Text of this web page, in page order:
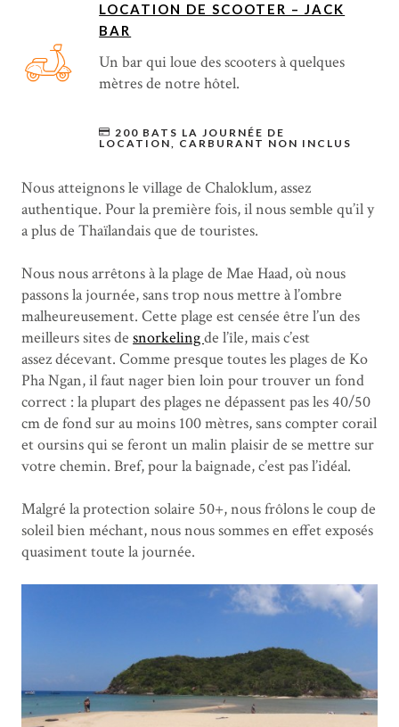
LOCATION DE SCOOTER – JACK
BAR
Un bar qui loue des scooters à quelques
mètres de notre hôtel.
200 BATS LA JOURNÉE DE
LOCATION, CARBURANT NON INCLUS
Nous atteignons le village de Chaloklum, assez
authentique. Pour la première fois, il nous semble qu’il y
a plus de Thaïlandais que de touristes.
Nous nous arrêtons à la plage de Mae Haad, où nous
passons la journée, sans trop nous mettre à l’ombre
malheureusement. Cette plage est censée être l’un des
meilleurs sites de snorkelingde l’île, mais c’est
assez décevant. Comme presque toutes les plages de Ko
Pha Ngan, il faut nager bien loin pour trouver un fond
correct : la plupart des plages ne dépassent pas les 40/50
cm de fond sur au moins 100 mètres, sans compter corail
et oursins qui se feront un malin plaisir de se mettre sur
votre chemin. Bref, pour la baignade, c’est pas l’idéal.
Malgré la protection solaire 50+, nous frôlons le coup de
soleil bien méchant, nous nous sommes en effet exposés
quasiment toute la journée.